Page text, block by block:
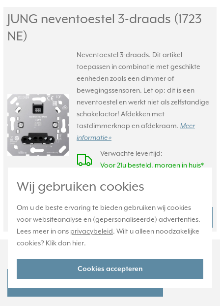
Wij gebruiken cookies
Om u de beste ervaring te bieden gebruiken wij cookies
voor websiteanalyse en (gepersonaliseerde) advertenties.
Lees meer in ons privacybeleid. Wilt u alleen noodzakelijke
cookies? Klik dan hier.
Cookies accepteren
JUNG neventoestel 3-draads (1723
NE)
Neventoestel 3-draads. Dit artikel
toepassen in combinatie met geschikte
eenheden zoals een dimmer of
bewegingssensoren. Let op: dit is een
neventoestel en werkt niet als zelfstandige
schakelactor! Afdekken met
tastdimmerknop en afdekraam. Meer
informatie »
Verwachte levertijd:
Voor 21u besteld, morgen in huis*
Huidige voorraad:
28 stuk(s)
40,95 +
- Bestel